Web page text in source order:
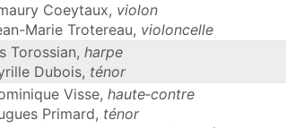
Coeytaux, violon
Marie Trotereau, violoncelle
Torossian, harpe
Dubois, ténor
Visse, haute‑contre
Primard, ténor